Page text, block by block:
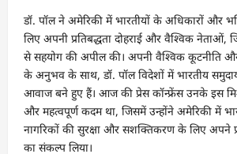
डॉ. पॉल ने अमेरिकी में भारतीयों के अधिकारों और
लिए अपनी प्रतिबद्धता दोहराई और वैश्विक नेताओं,
से सहयोग की अपील की। अपनी वैश्विक कूटनीति
के अनुभव के साथ, डॉ. पॉल विदेशों में भारतीय
आवाज बने हुए हैं। आज की प्रेस कॉन्फ्रेंस उनके इस
और महत्वपूर्ण कदम था, जिसमें उन्होंने अमेरिकी में
नागरिकों की सुरक्षा और सशक्तिकरण के लिए अपने
का संकल्प लिया।